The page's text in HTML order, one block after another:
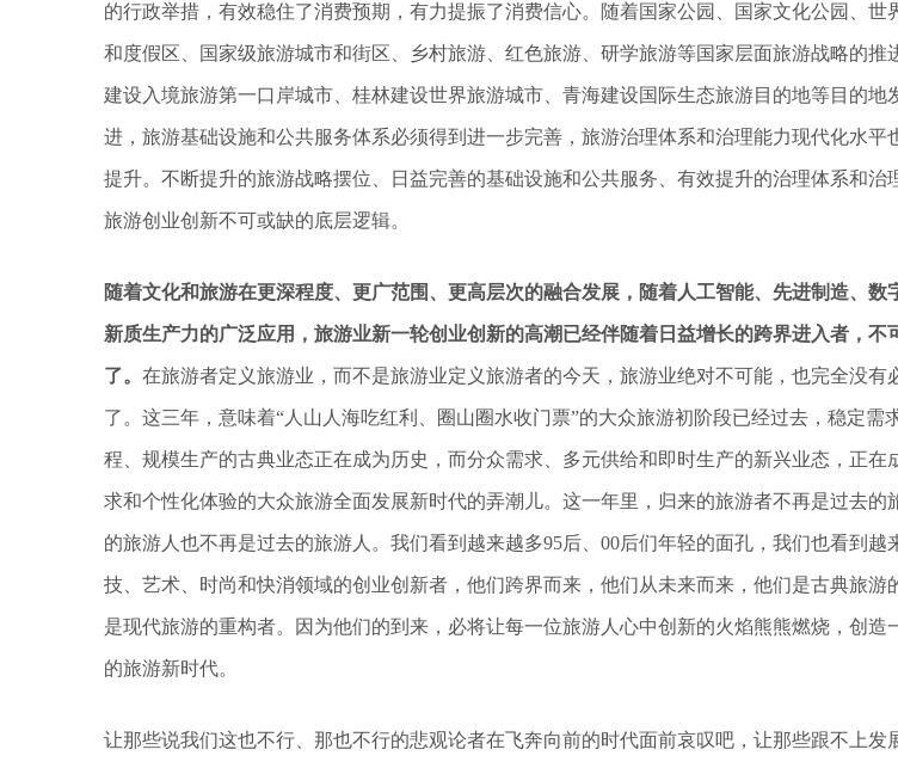
的行政举措，有效稳住了消费预期，有力提振了消费信心。随着国家公园、国家文化公园、世
和度假区、国家级旅游城市和街区、乡村旅游、红色旅游、研学旅游等国家层面旅游战略的推
建设入境旅游第一口岸城市、桂林建设世界旅游城市、青海建设国际生态旅游目的地等目的地
进，旅游基础设施和公共服务体系必须得到进一步完善，旅游治理体系和治理能力现代化水平
提升。不断提升的旅游战略摆位、日益完善的基础设施和公共服务、有效提升的治理体系和治
旅游创业创新不可或缺的底层逻辑。
随着文化和旅游在更深程度、更广范围、更高层次的融合发展，随着人工智能、先进制造、数
新质生产力的广泛应用，旅游业新一轮创业创新的高潮已经伴随着日益增长的跨界进入者，不
了。 在旅游者定义旅游业，而不是旅游业定义旅游者的今天，旅游业绝对不可能，也完全没有
了。这三年，意味着“人山人海吃红利、圈山圈水收门票”的大众旅游初阶段已经过去，稳定需
程、规模生产的古典业态正在成为历史，而分众需求、多元供给和即时生产的新兴业态，正在
求和个性化体验的大众旅游全面发展新时代的弄潮儿。这一年里，归来的旅游者不再是过去的
的旅游人也不再是过去的旅游人。我们看到越来越多95后、00后们年轻的面孔，我们也看到越
技、艺术、时尚和快消领域的创业创新者，他们跨界而来，他们从未来而来，他们是古典旅游
是现代旅游的重构者。因为他们的到来，必将让每一位旅游人心中创新的火焰熊熊燃烧，创造
的旅游新时代。
让那些说我们这也不行、那也不行的悲观论者在飞奔向前的时代面前哀叹吧，让那些跟不上发